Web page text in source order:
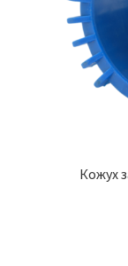
Кожух